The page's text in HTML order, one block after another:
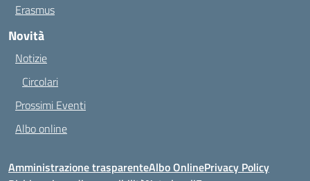
Erasmus
Novità
Notizie
Circolari
Prossimi Eventi
Albo online
Amministrazione trasparenteAlbo OnlinePrivacy Policy